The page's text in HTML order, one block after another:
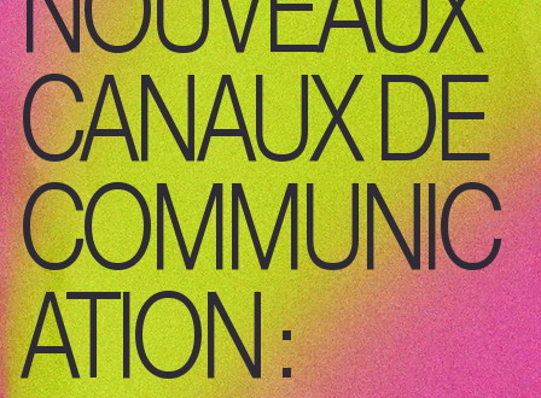
CANAUX DE
COMMUNIC
ATION :